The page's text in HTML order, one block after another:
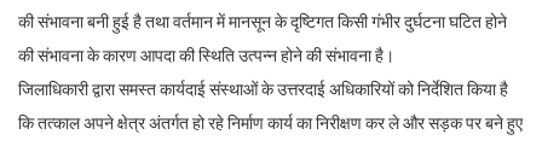
की संभावना बनी हुई है तथा वर्तमान में मानसून के दृष्टिगत किसी गंभीर दुर्घटना घटित होने
की संभावना के कारण आपदा की स्थिति उत्पन्न होने की संभावना है।
जिलाधिकारी द्वारा समस्त कार्यदाई संस्थाओं के उत्तरदाई अधिकारियों को निर्देशित किया है
कि तत्काल अपने क्षेत्र अंतर्गत हो रहे निर्माण कार्य का निरीक्षण कर ले और सड़क पर बने हुए